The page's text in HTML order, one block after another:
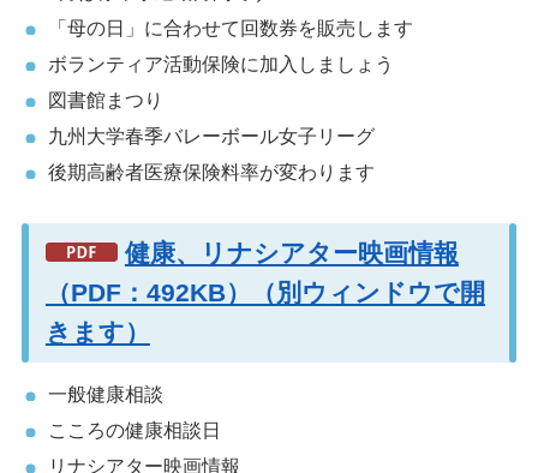
「母の日」に合わせて回数券を販売します
ボランティア活動保険に加入しましょう
図書館まつり
九州大学春季バレーボール女子リーグ
後期高齢者医療保険料率が変わります
健康、リナシアター映画情報
（PDF：492KB）（別ウィンドウで開
きます）
一般健康相談
こころの健康相談日
リナシアター映画情報